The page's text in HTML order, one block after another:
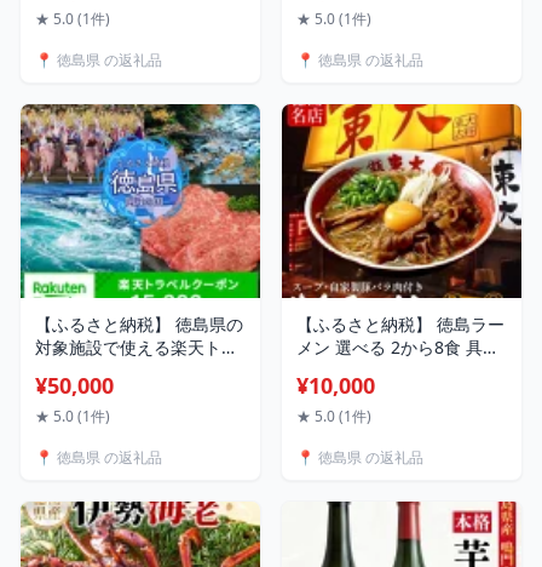
ケーキ 洋菓子 お土産 手土
物 お祝い ホテルグランド
★ 5.0 (1件)
📍 徳島県 の返礼品
末まで発送 野菜 さつまい
と金時 芋棒 食材 新鮮 旬 産
★ 5.0 (1件)
📍 徳島県 の返礼品
【ふるさと納税】 徳島県の
対象施設で使える楽天トラ
《ここしかない！徳島県
内”全域”が対象！》 阿波踊
行券 トラベル クーポン ホ
光 すだち 鳴門金時 徳島ラ
ーメン 半田そうめん 大塚
美術館
¥50,000
★ 5.0 (1件)
📍 徳島県 の返礼品
【ふるさと納税】 徳島ラー
メン 選べる 2から8食 具材
冷凍 ラーメン ご当地ラー
メン ラーメンセット 豚バ
ご飯 卵 に合う 黒 豚骨 濃厚
グルメ お土産 ご当地 徳島
¥10,000
★ 5.0 (1件)
📍 徳島県 の返礼品